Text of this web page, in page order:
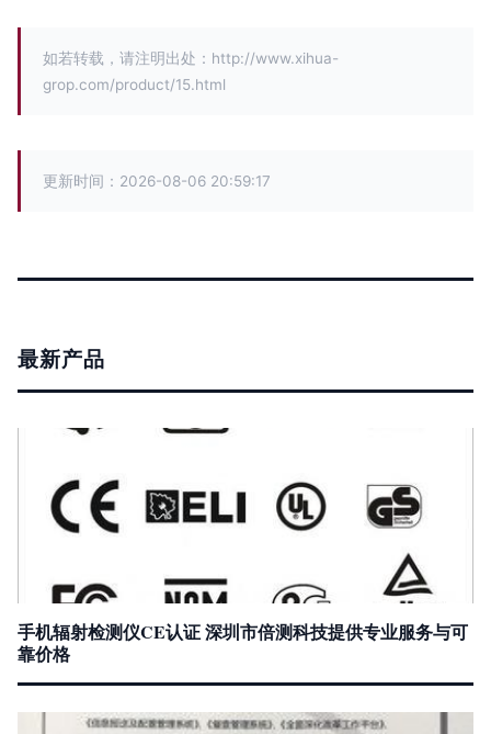
如若转载，请注明出处：http://www.xihua-
grop.com/product/15.html
更新时间：2026-08-06 20:59:17
最新产品
手机辐射检测仪CE认证 深圳市倍测科技提供专业服务与可
靠价格